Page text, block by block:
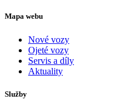
Mapa webu
Nové vozy
Ojeté vozy
Servis a díly
Aktuality
Služby